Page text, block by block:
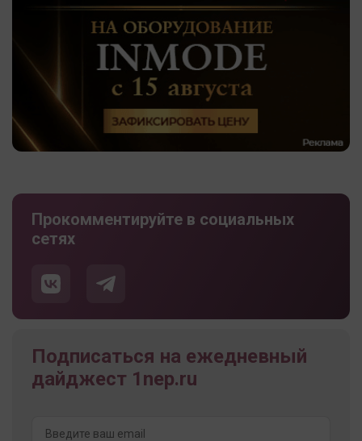
Прокомментируйте в социальных
сетях
Подписаться на ежедневный
дайджест 1nep.ru